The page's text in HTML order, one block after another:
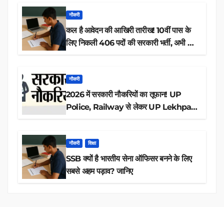
नौकरी
कल है आवेदन की आखिरी तारीख! 10वीं पास के
लिए निकली 406 पदों की सरकारी भर्ती, अभी करें
नौकरी
2026 में सरकारी नौकरियों का तूफान! UP
Police, Railway से लेकर UP Lekhpal
नौकरी शिक्षा
SSB क्यों है भारतीय सेना ऑफिसर बनने के लिए
सबसे अहम पड़ाव? जानिए